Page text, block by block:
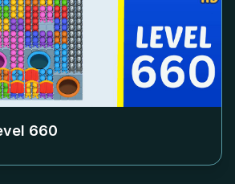
660